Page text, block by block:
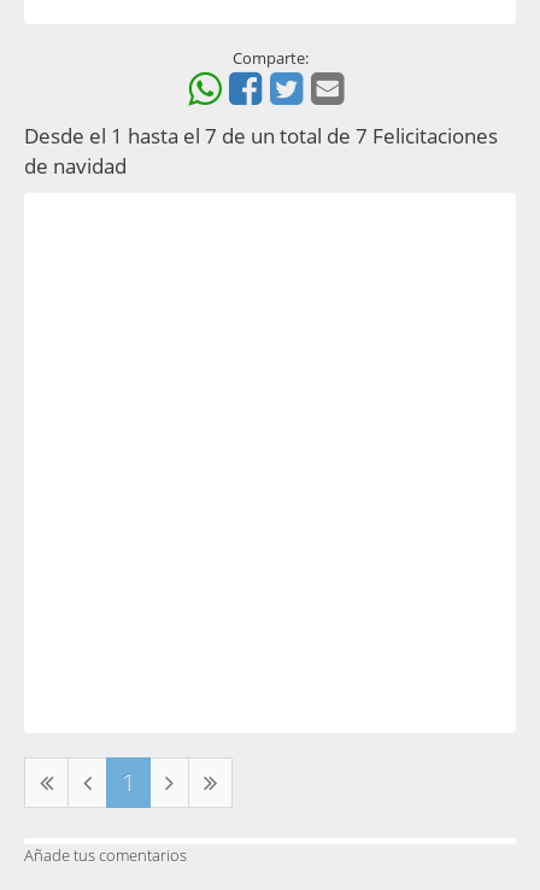
Comparte:
Desde el 1 hasta el 7 de un total de 7 Felicitaciones
de navidad
1
Añade tus comentarios